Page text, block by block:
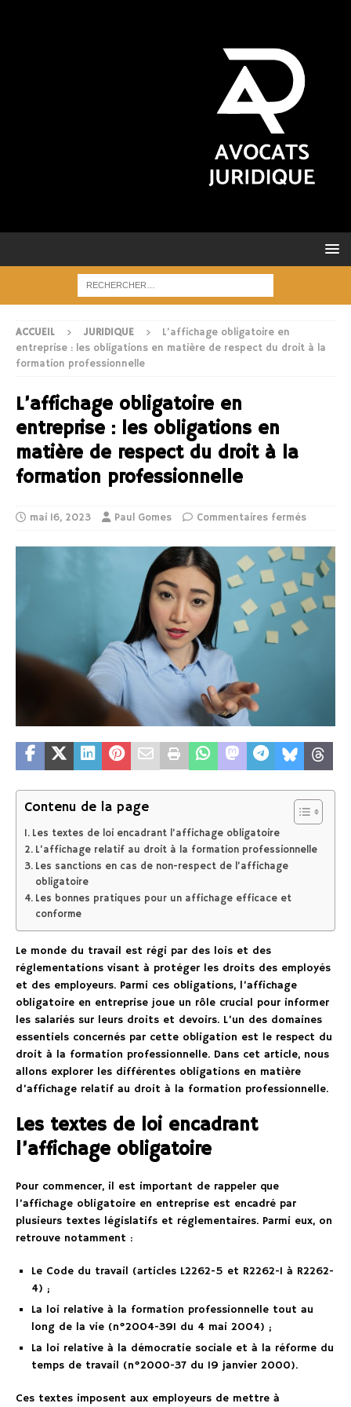
ACCUEIL JURIDIQUE
L’affichage obligatoire en
entreprise : les obligations en matière de respect du droit à la
formation professionnelle
L’affichage obligatoire en
entreprise : les obligations en
matière de respect du droit à la
formation professionnelle
mai 16, 2023 Paul Gomes Commentaires fermés
Contenu de la page
Les textes de loi encadrant l’affichage obligatoire
L’affichage relatif au droit à la formation professionnelle
Les sanctions en cas de non-respect de l’affichage
obligatoire
Les bonnes pratiques pour un affichage efficace et
conforme
Le monde du travail est régi par des lois et des
réglementations visant à protéger les droits des employés
et des employeurs. Parmi ces obligations, l’affichage
obligatoire en entreprise joue un rôle crucial pour informer
les salariés sur leurs droits et devoirs. L’un des domaines
essentiels concernés par cette obligation est le respect du
droit à la formation professionnelle. Dans cet article, nous
allons explorer les différentes obligations en matière
d’affichage relatif au droit à la formation professionnelle.
Les textes de loi encadrant
l’affichage obligatoire
Pour commencer, il est important de rappeler que
l’affichage obligatoire en entreprise est encadré par
plusieurs textes législatifs et réglementaires. Parmi eux, on
retrouve notamment :
Le Code du travail (articles L2262-5 et R2262-1 à R2262-
4) ;
La loi relative à la formation professionnelle tout au
long de la vie (n°2004-391 du 4 mai 2004) ;
La loi relative à la démocratie sociale et à la réforme du
temps de travail (n°2000-37 du 19 janvier 2000).
Ces textes imposent aux employeurs de mettre à